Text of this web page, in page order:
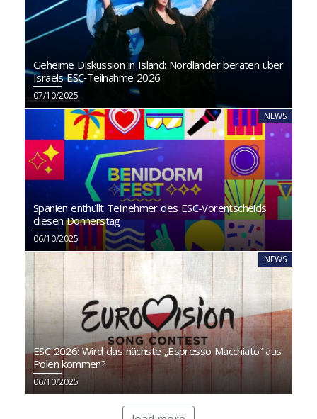
Geheime Diskussion in Island: Nordländer beraten über
Israels ESC‑Teilnahme 2026
07/10/2025
NEWS
Spanien enthüllt Teilnehmer des ESC-Vorentscheids
diesen Donnerstag
06/10/2025
NEWS
ESC 2026: Wird das nächste „Espresso Macchiato“ aus
Polen kommen?
06/10/2025